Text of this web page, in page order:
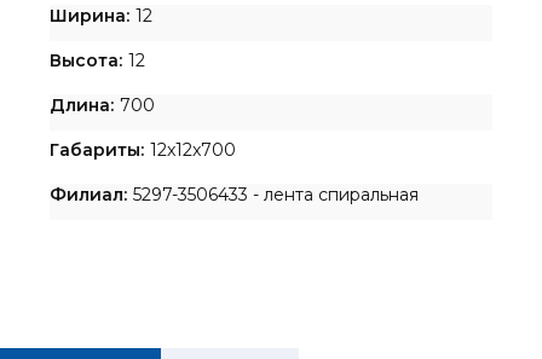
Ширина: 12
Высота: 12
Длина: 700
Габариты: 12x12x700
Филиал: 5297-3506433 - лента спиральная